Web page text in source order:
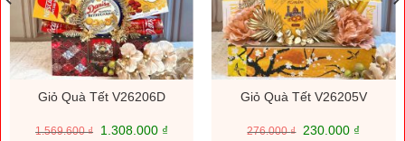
Giỏ Quà Tết V26206D
1.569.600₫
Giá
1.308.000 ₫Giá
Giỏ Quà Tết V26205V
276.000₫
Giá
230.000 ₫Giá